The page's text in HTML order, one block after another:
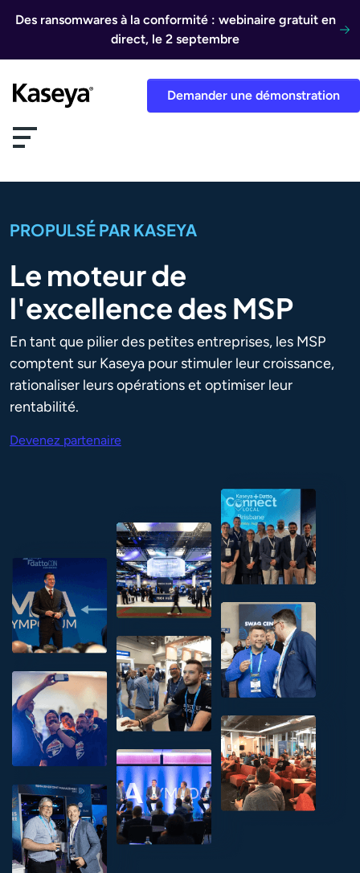
Des ransomwares à la conformité : webinaire gratuit en
direct, le 2 septembre
Demander une démonstration
PROPULSÉ PAR KASEYA
Le moteur de
l'excellence des MSP
En tant que pilier des petites entreprises, les MSP
comptent sur Kaseya pour stimuler leur croissance,
rationaliser leurs opérations et optimiser leur
rentabilité.
Devenez partenaire